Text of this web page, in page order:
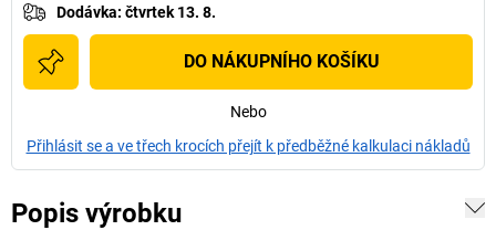
Dodávka: čtvrtek 13. 8.
DO NÁKUPNÍHO KOŠÍKU
Nebo
Přihlásit se a ve třech krocích přejít k předběžné kalkulaci nákladů
Popis výrobku